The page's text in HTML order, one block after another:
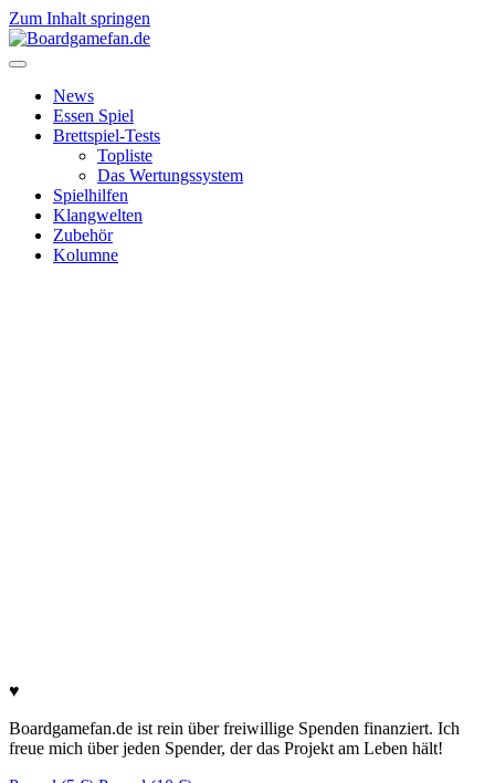
Zum Inhalt springen
News
Essen Spiel
Brettspiel-Tests
Topliste
Das Wertungssystem
Spielhilfen
Klangwelten
Zubehör
Kolumne
♥
Boardgamefan.de ist rein über freiwillige Spenden finanziert. Ich
freue mich über jeden Spender, der das Projekt am Leben hält!